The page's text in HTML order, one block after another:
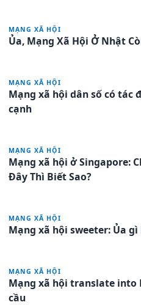
MẠNG XÃ HỘI
Ủa, Mạng Xã Hội Ở Nhật
MẠNG XÃ HỘI
Mạng xã hội dân số có tác
cạnh
MẠNG XÃ HỘI
Mạng xã hội ở Singapore:
Đây Thì Biết Sao?
MẠNG XÃ HỘI
Mạng xã hội sweeter: Ủa
MẠNG XÃ HỘI
Mạng xã hội translate into
cầu